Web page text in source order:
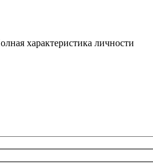
характеристика личности